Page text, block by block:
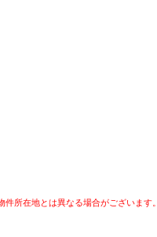
所在地とは異なる場合がございます。